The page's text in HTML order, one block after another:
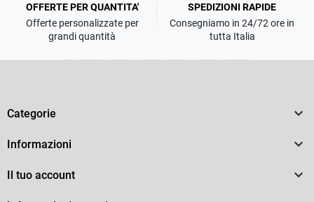
OFFERTE PER QUANTITA'
Offerte personalizzate per
grandi quantità
SPEDIZIONI RAPIDE
Consegniamo in 24/72 ore in
tutta Italia
Categorie 
Informazioni 
Il tuo account 